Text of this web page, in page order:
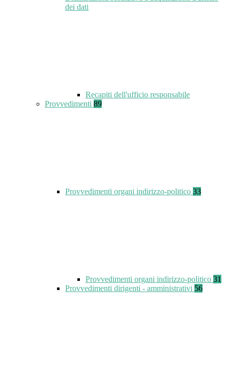
dei dati
Recapiti dell'ufficio responsabile
Provvedimenti 89
Provvedimenti organi indirizzo-politico 33
Provvedimenti organi indirizzo-politico 31
Provvedimenti dirigenti - amministrativi 56